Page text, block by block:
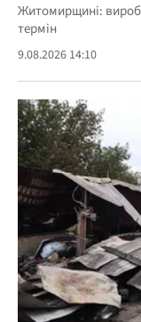
Житомирщині:
термін
9.08.2026 14:10